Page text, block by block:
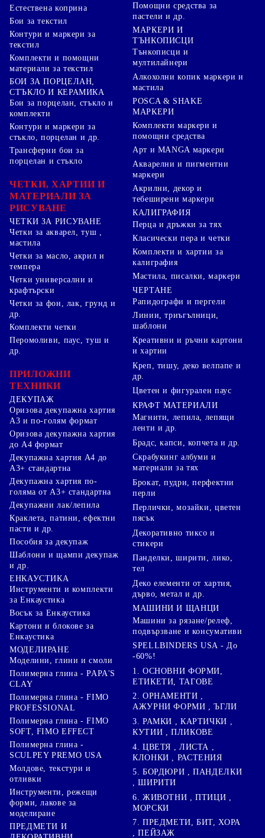
Естествена коприна
Бои за текстил
Контури и маркери за
текстил
Комплекти и помощни
материали за текстил
БОИ ЗА ПОРЦЕЛАН,
СТЪКЛО И КЕРАМИКА
Бои за порцелан, стъкло и
комплекти
Контури и маркери за
стъкло, порцелан и др.
Трансферни бои за
порцелан и стъкло
ЧЕТКИ, ХАРТИИ И
МАТЕРИАЛИ ЗА
РИСУВАНЕ
ЧЕТКИ ЗА РИСУВАНЕ
Четки за акварел, туш ,
мастила
Четки за масло, акрил и
темпера
Четки универсални и
крафтърски
Четки за фон, лак, грунд и
др.
Комплекти четки
Помощни средства за
пастели и др.
МАРКЕРИ И
ТЪНКОПИСЦИ
Тънкописци и
мултилайнери
Алкохолни копик маркери и
мастила
POSCA & SHAKE
МАРКЕРИ
Комплекти маркери и
помощни средства
Арт и MANGA маркери
Акварелни и пигментни
маркери
Акрилни, декор и
тебеширени маркери
КАЛИГРАФИЯ
Перца и дръжки за тях
Класически пера и четки
Комплекти и хартии за
калиграфия
Мастила, писалки, маркери
ЧЕРТАНЕ
Рапидографи и пергели
Линии, триъгълници,
шаблони
Перомоливи, паус, туш и
др.
ПРИЛОЖНИ
ТЕХНИКИ
ДЕКУПАЖ
Оризова декупажна хартия
А3 и по-голям формат
Оризова декупажна хартия
до А4 формат
Декупажна хартия А4 до
А3+ стандартна
Декупажна хартия по-
голяма от А3+ стандартна
Декупажни лак/лепила
Краклета, патини, ефектни
пасти и др.
Пособия за декупаж
Шаблони и щампи декупаж
и др.
ЕНКАУСТИКА
Инструменти и комплекти
за Енкаустика
Восък за Енкаустика
Картони и блокове за
Енкаустика
МОДЕЛИРАНЕ
Моделини, глини и смоли
Полимерна глина - PAPA'S
CLAY
Полимерна глина - FIMO
PROFESSIONAL
Полимерна глина - FIMO
SOFT, FIMO EFFECT
Полимерна глина -
SCULPEY PREMO USA
Молдове, текстури и
отливки
Инструменти, режещи
форми, лакове за
моделиране
ПРЕДМЕТИ И
Креативни и ръчни картони
и хартии
Креп, тишу, деко велпапе и
др.
Цветен и фигурален паус
КРАФТ МАТЕРИАЛИ
Магнити, лепила, лепящи
ленти и др.
Брадс, капси, копчета и др.
Скрабукинг албуми и
материали за тях
Брокат, пудри, перфектни
перли
Перлички, мозайки, цветен
пясък
Декоративно тиксо и
стикери
Панделки, ширити, лико,
тел
Деко елементи от хартия,
дърво, метал и др.
МАШИНИ И ЩАНЦИ
Машини за рязане/релеф,
подвързване и консумативи
SPELLBINDERS USA - До
-60%!
1. ОСНОВНИ ФОРМИ,
ЕТИКЕТИ, ТАГОВЕ
2. ОРНАМЕНТИ ,
АЖУРНИ ФОРМИ , ЪГЛИ
3. РАМКИ , КАРТИЧКИ ,
КУТИИ , ПЛИКОВЕ
4. ЦВЕТЯ , ЛИСТА ,
КЛОНКИ , РАСТЕНИЯ
5. БОРДЮРИ , ПАНДЕЛКИ
, ШИРИТИ
6. ЖИВОТНИ , ПТИЦИ ,
МОРСКИ
7. ПРЕДМЕТИ, БИТ, ХОРА
, ПЕЙЗАЖ